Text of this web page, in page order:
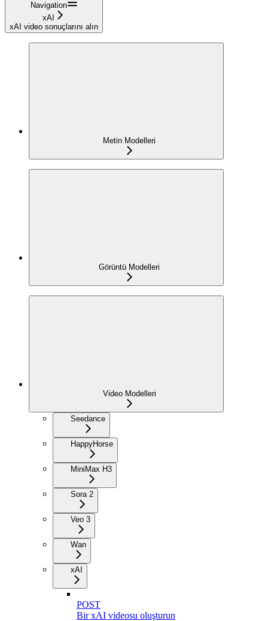
Navigation
xAI
xAI video sonuçlarını alın
Metin Modelleri
Görüntü Modelleri
Video Modelleri
Seedance
HappyHorse
MiniMax H3
Sora 2
Veo 3
Wan
xAI
POST
Bir xAI videosu oluşturun